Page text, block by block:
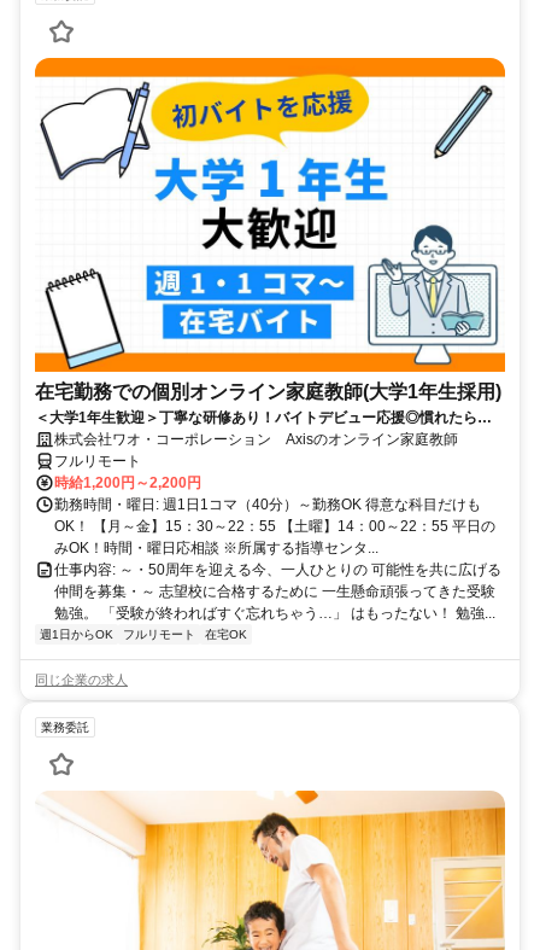
在宅勤務での個別オンライン家庭教師(大学1年生採用)
＜大学1年生歓迎＞丁寧な研修あり！バイトデビュー応援◎慣れたらお
家でラクラクのリモートバイト☆
株式会社ワオ・コーポレーション Axisのオンライン家庭教師
フルリモート
時給1,200円～2,200円
勤務時間・曜日: 週1日1コマ（40分）～勤務OK 得意な科目だけも
OK！ 【月～金】15：30～22：55 【土曜】14：00～22：55 平日の
みOK！時間・曜日応相談 ※所属する指導センタ...
仕事内容: ～・50周年を迎える今、一人ひとりの 可能性を共に広げる
仲間を募集・～ 志望校に合格するために 一生懸命頑張ってきた受験
勉強。 「受験が終わればすぐ忘れちゃう…」 はもったない！ 勉強...
週1日からOK フルリモート 在宅OK
同じ企業の求人
業務委託